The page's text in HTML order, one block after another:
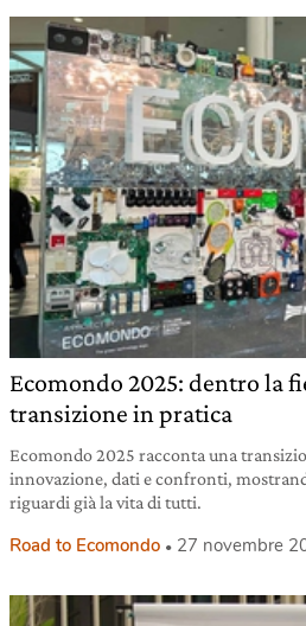
Ecomondo 2025: dentro la
transizione in pratica
Ecomondo 2025 racconta una
innovazione, dati e confronti,
riguardi già la vita di tutti.
Road to Ecomondo 27 novembre